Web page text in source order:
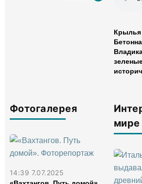
Крылья
Фотогалерея
14:39 7.07.2025
мире